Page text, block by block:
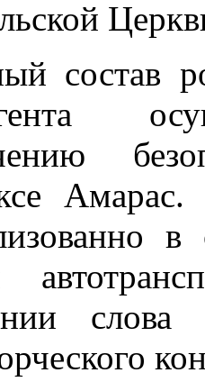
состав
слова